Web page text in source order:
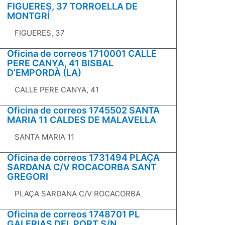
FIGUERES, 37 TORROELLA DE
MONTGRÍ
FIGUERES, 37
Oficina de correos 1710001 CALLE
PERE CANYA, 41 BISBAL
D’EMPORDÀ (LA)
CALLE PERE CANYA, 41
Oficina de correos 1745502 SANTA
MARIA 11 CALDES DE MALAVELLA
SANTA MARIA 11
Oficina de correos 1731494 PLAÇA
SARDANA C/V ROCACORBA SANT
GREGORI
PLAÇA SARDANA C/V ROCACORBA
Oficina de correos 1748701 PL